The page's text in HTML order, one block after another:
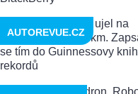
AUTOREVUE.CZ